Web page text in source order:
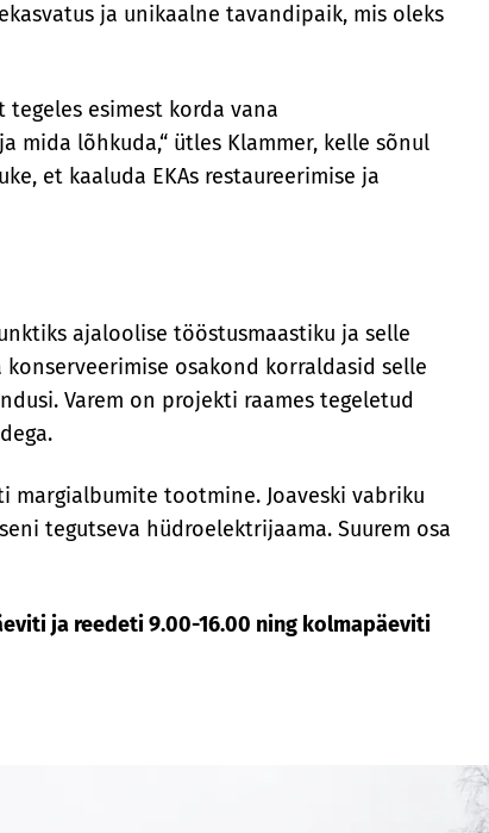
ja unikaalne tavandipaik, mis oleks
esimest korda vana
mida lõhkuda,“ ütles Klammer, kelle sõnul
et kaaluda EKAs restaureerimise ja
ajaloolise tööstusmaastiku ja selle
osakond korraldasid selle
Varem on projekti raames tegeletud
margialbumite tootmine. Joaveski vabriku
tegutseva hüdroelektrijaama. Suurem osa
ja reedeti 9.00-16.00 ning kolmapäeviti